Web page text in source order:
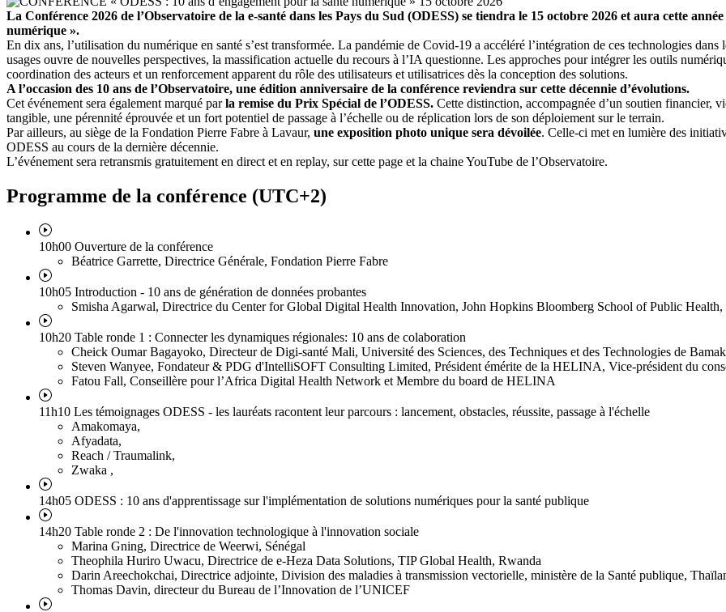
La Conférence 2026 de l’Observatoire de la e-santé dans les Pays du Sud (ODESS) se tiendra le 15 octobre 2026 et aura cette
numérique ».
En dix ans, l’utilisation du numérique en santé s’est transformée. La pandémie de Covid-19 a accéléré l’intégration de ces technologies
usages ouvre de nouvelles perspectives, la massification actuelle du recours à l’IA questionne. Les approches pour intégrer les outils
coordination des acteurs et un renforcement apparent du rôle des utilisateurs et utilisatrices dès la conception des solutions.
A l’occasion des 10 ans de l’Observatoire, une édition anniversaire de la conférence reviendra sur cette décennie d’évolutions.
Cet événement sera également marqué parla remise du Prix Spécial de l’ODESS. Cette distinction, accompagnée d’un soutien financier,
tangible, une pérennité éprouvée et un fort potentiel de passage à l’échelle ou de réplication lors de son déploiement sur le terrain.
Par ailleurs, au siège de la Fondation Pierre Fabre à Lavaur, une exposition photo unique sera dévoilée. Celle-ci met en lumière des
ODESS au cours de la dernière décennie.
L’événement sera retransmis gratuitement en direct et en replay, sur cette page et la chaine YouTube de l’Observatoire.
Programme de la conférence (UTC+2)
10h00 Ouverture de la conférence
Béatrice Garrette, Directrice Générale, Fondation Pierre Fabre
10h05 Introduction - 10 ans de génération de données probantes
Smisha Agarwal, Directrice du Center for Global Digital Health Innovation, John Hopkins Bloomberg School of Public
10h20 Table ronde 1 : Connecter les dynamiques régionales: 10 ans de colaboration
Cheick Oumar Bagayoko, Directeur de Digi-santé Mali, Université des Sciences, des Techniques et des Technologies de
Steven Wanyee, Fondateur & PDG d'IntelliSOFT Consulting Limited, Président émérite de la HELINA, Vice-président du
Fatou Fall, Conseillère pour l’Africa Digital Health Network et Membre du board de HELINA
11h10 Les témoignages ODESS - les lauréats racontent leur parcours : lancement, obstacles, réussite, passage à l'échelle
Amakomaya,
Afyadata,
Reach / Traumalink,
Zwaka ,
14h05 ODESS : 10 ans d'apprentissage sur l'implémentation de solutions numériques pour la santé publique
14h20 Table ronde 2 : De l'innovation technologique à l'innovation sociale
Marina Gning, Directrice de Weerwi, Sénégal
Theophila Huriro Uwacu, Directrice de e-Heza Data Solutions, TIP Global Health, Rwanda​
Darin Areechokchai, Directrice adjointe, Division des maladies à transmission vectorielle, ministère de la Santé publique,
Thomas Davin, directeur du Bureau de l’Innovation de l’UNICEF